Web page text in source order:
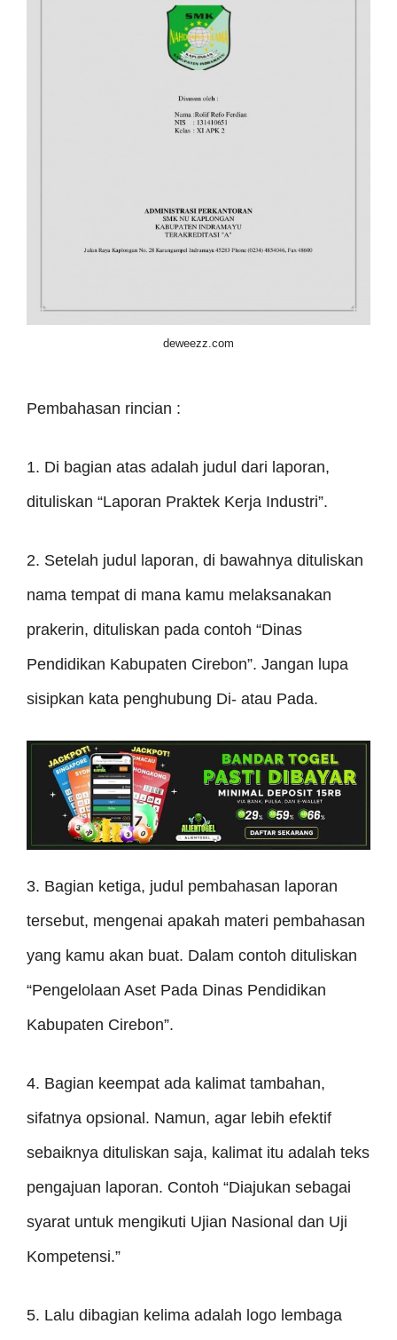
deweezz.com
Pembahasan rincian :
1. Di bagian atas adalah judul dari laporan,
dituliskan “Laporan Praktek Kerja Industri”.
2. Setelah judul laporan, di bawahnya dituliskan
nama tempat di mana kamu melaksanakan
prakerin, dituliskan pada contoh “Dinas
Pendidikan Kabupaten Cirebon”. Jangan lupa
sisipkan kata penghubung Di- atau Pada.
3. Bagian ketiga, judul pembahasan laporan
tersebut, mengenai apakah materi pembahasan
yang kamu akan buat. Dalam contoh dituliskan
“Pengelolaan Aset Pada Dinas Pendidikan
Kabupaten Cirebon”.
4. Bagian keempat ada kalimat tambahan,
sifatnya opsional. Namun, agar lebih efektif
sebaiknya dituliskan saja, kalimat itu adalah teks
pengajuan laporan. Contoh “Diajukan sebagai
syarat untuk mengikuti Ujian Nasional dan Uji
Kompetensi.”
5. Lalu dibagian kelima adalah logo lembaga